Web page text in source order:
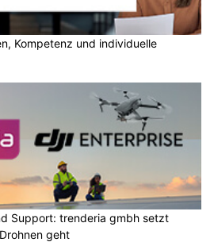
Kompetenz und individuelle
Support: trenderia gmbh setzt
geht